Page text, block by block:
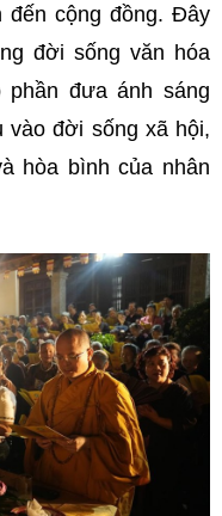
đến cộng đồng. Đây
đời sống văn hóa
đưa ánh sáng
vào đời sống xã hội,
hòa bình của nhân